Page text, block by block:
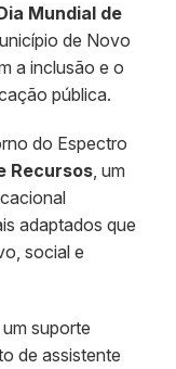
Mundial de
de Novo
a inclusão e o
pública.
do Espectro
Recursos , um
adaptados que
social e
suporte
de assistente